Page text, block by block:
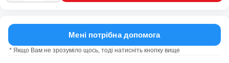
Мені потрібна допомога
* Якщо Вам не зрозуміло щось, тоді натисніть кнопку вище